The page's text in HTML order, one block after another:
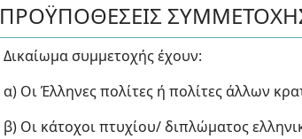
ΠΡΟΫΠΟΘΕΣΕΙΣ
Δικαίωμα συμμετοχής έχουν:
α) Οι Έλληνες πολίτες ή πολίτες άλλων
β) Οι κάτοχοι πτυχίου/ διπλώματος